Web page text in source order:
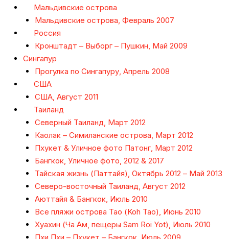
Мальдивские острова
Мальдивские острова, Февраль 2007
Россия
Кронштадт – Выборг – Пушкин, Май 2009
Сингапур
Прогулка по Сингапуру, Апрель 2008
США
США, Август 2011
Таиланд
Северный Таиланд, Март 2012
Каолак – Симиланские острова, Март 2012
Пхукет & Уличное фото Патонг, Март 2012
Бангкок, Уличное фото, 2012 & 2017
Тайская жизнь (Паттайя), Октябрь 2012 – Май 2013
Северо-восточный Таиланд, Август 2012
Аюттайя & Бангкок, Июль 2010
Все пляжи острова Тао (Koh Tao), Июнь 2010
Хуахин (Ча Ам, пещеры Sam Roi Yot), Июль 2010
Пхи Пхи – Пхукет – Бангкок, Июль 2009